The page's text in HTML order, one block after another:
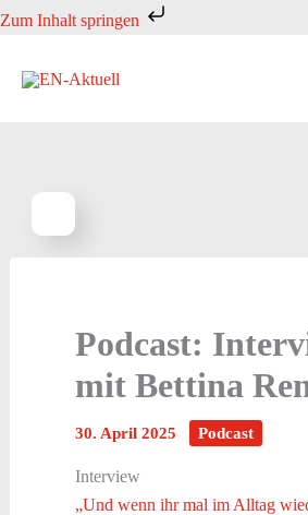
Zum Inhalt springen
Zum
springen
Podcast:
mit Bettina
30. April 2025 Podcast
Interview
„Und wenn ihr mal im Alltag